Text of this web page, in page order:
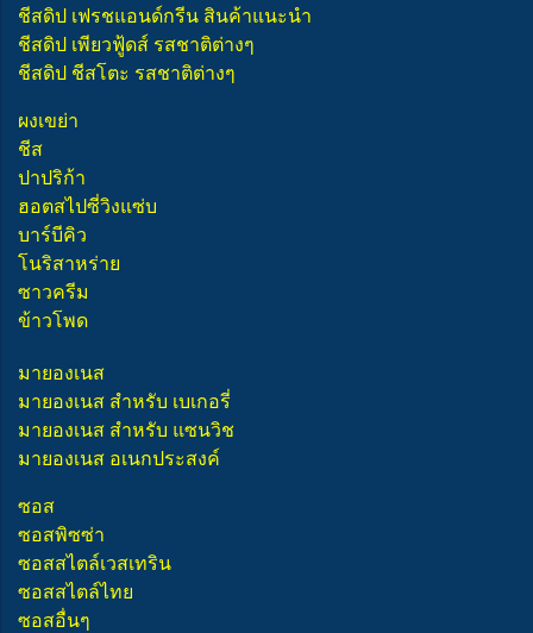
ชีสดิป เฟรชแอนด์กรีน สินค้าแนะนำ
ชีสดิป เพียวฟู้ดส์ รสชาติต่างๆ
ชีสดิป ชีสโตะ รสชาติต่างๆ
ผงเขย่า
ชีส
ปาปริก้า
ฮอตสไปซี่วิงแซ่บ
บาร์บีคิว
โนริสาหร่าย
ซาวครีม
ข้าวโพด
มายองเนส
มายองเนส สำหรับ เบเกอรี่
มายองเนส สำหรับ แซนวิช
มายองเนส อเนกประสงค์
ซอส
ซอสพิซซ่า
ซอสสไตล์เวสเทริน
ซอสสไตล์ไทย
ซอสอื่นๆ